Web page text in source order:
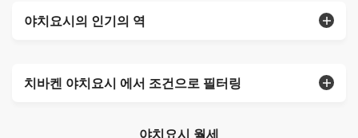
야치요시의 인기의 역
치바켄 야치요시 에서 조건으로 필터링
야치요시 월세